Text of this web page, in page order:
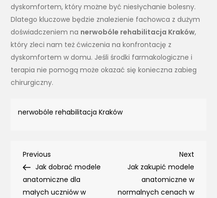
dyskomfortem, który możne być niesłychanie bolesny.
Dlatego kluczowe będzie znalezienie fachowca z dużym
doświadczeniem na nerwobóle rehabilitacja Kraków,
który zleci nam też ćwiczenia na konfrontację z
dyskomfortem w domu. Jeśli środki farmakologiczne i
terapia nie pomogą może okazać się konieczna zabieg
chirurgiczny.
nerwobóle rehabilitacja Kraków
Nawigacja
wpisu
Previous
Post
Previous
Jak dobrać modele
anatomiczne dla
małych uczniów w
Next
Post
Next
Jak zakupić modele
anatomiczne w
normalnych cenach w